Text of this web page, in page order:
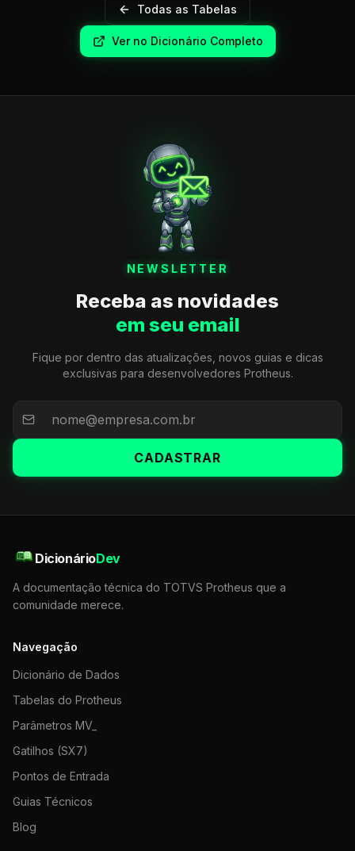
Todas as Tabelas
Ver no Dicionário Completo
NEWSLETTER
Receba as novidades
em seu email
Fique por dentro das atualizações, novos guias e dicas
exclusivas para desenvolvedores Protheus.
CADASTRAR
DicionárioDev
A documentação técnica do TOTVS Protheus que a
comunidade merece.
Navegação
Dicionário de Dados
Tabelas do Protheus
Parâmetros MV_
Gatilhos (SX7)
Pontos de Entrada
Guias Técnicos
Blog